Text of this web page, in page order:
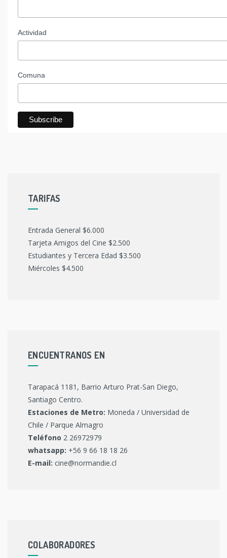
Actividad
Comuna
TARIFAS
Entrada General $6.000
Tarjeta Amigos del Cine $2.500
Estudiantes y Tercera Edad $3.500
Miércoles $4.500
ENCUENTRANOS EN
Tarapacá 1181, Barrio Arturo Prat-San Diego,
Santiago Centro.
Estaciones de Metro: Moneda / Universidad de
Chile / Parque Almagro
Teléfono 2 26972979
whatsapp: +56 9 66 18 18 26
E-mail: cine@normandie.cl
COLABORADORES